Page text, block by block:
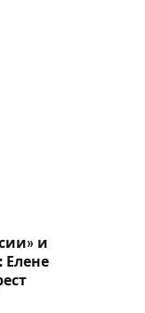
и
Елене